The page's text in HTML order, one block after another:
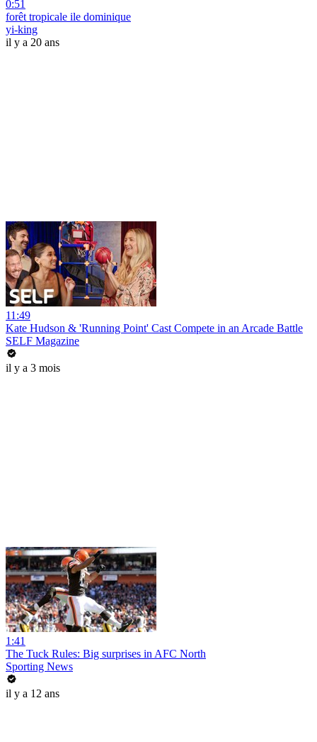
0:51
forêt tropicale ile dominique
yi-king
il y a 20 ans
11:49
Kate Hudson & 'Running Point' Cast Compete in an Arcade Battle
SELF Magazine
il y a 3 mois
1:41
The Tuck Rules: Big surprises in AFC North
Sporting News
il y a 12 ans